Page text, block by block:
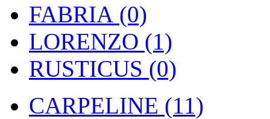
FABRIA (0)
LORENZO (1)
RUSTICUS (0)
CARPELINE (11)